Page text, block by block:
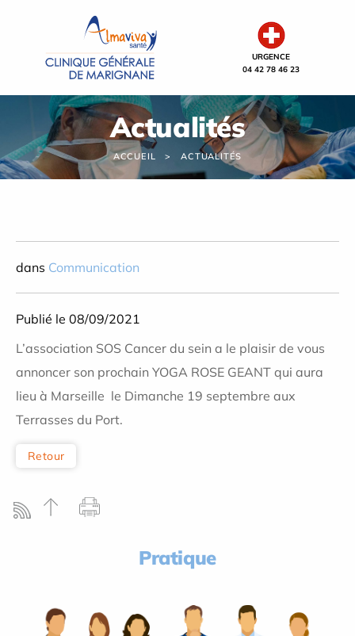
URGENCE
04 42 78 46 23
Actualités
ACCUEIL ACTUALITÉS
dans Communication
Publié le 08/09/2021
L’association SOS Cancer du sein a le plaisir de vous
annoncer son prochain YOGA ROSE GEANT qui aura
lieu à Marseille le Dimanche 19 septembre aux
Terrasses du Port.
Retour
Pratique